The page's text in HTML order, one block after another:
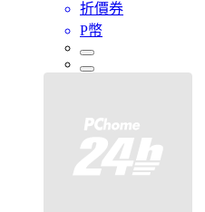
折價券
P幣